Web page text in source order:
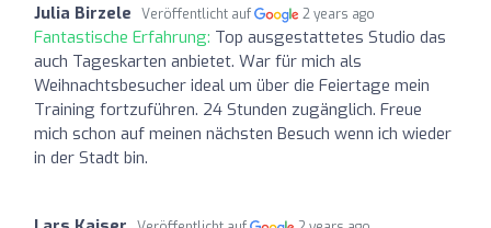
Julia Birzele Veröffentlicht auf 2 years ago
Fantastische Erfahrung: Top ausgestattetes Studio das
auch Tageskarten anbietet. War für mich als
Weihnachtsbesucher ideal um über die Feiertage mein
Training fortzuführen. 24 Stunden zugänglich. Freue
mich schon auf meinen nächsten Besuch wenn ich wieder
in der Stadt bin.